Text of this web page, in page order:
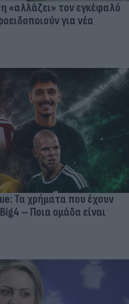
«αλλάζει» τον εγκέφαλό
για νέα
Τα χρήματα που έχουν
– Ποια ομάδα είναι